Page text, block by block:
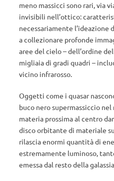
meno massicci sono rari, via
invisibili nell’ottico:
necessariamente
a collezionare profonde
aree del cielo – dell’ordine
migliaia di gradi quadri –
vicino infrarosso.
Oggetti come i quasar
buco nero supermassiccio
materia prossima al centro
disco orbitante di materiale
rilascia enormi quantità di
estremamente luminoso,
emessa dal resto della